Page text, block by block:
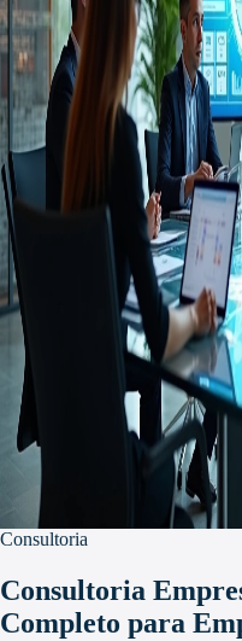
Consultoria
Consultoria
Completo para